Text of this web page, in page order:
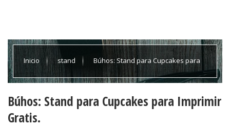
Inicio stand Búhos: Stand para Cupcakes para
Búhos: Stand para Cupcakes para Imprimir
Gratis.